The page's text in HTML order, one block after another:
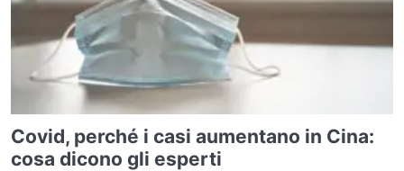
Covid, perché i casi aumentano in Cina:
cosa dicono gli esperti